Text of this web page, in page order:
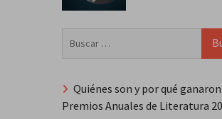
Quiénes son y por qué
Premios Anuales de Literatura